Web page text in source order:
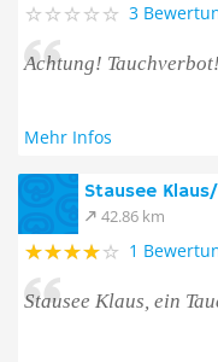
3
Achtung!
Mehr Infos
Stausee
42.86 km
1
Stausee Klaus, ein